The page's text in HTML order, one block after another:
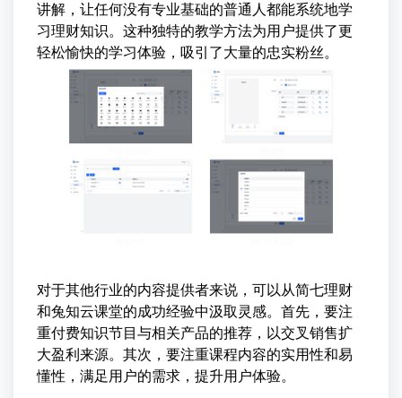
讲解，让任何没有专业基础的普通人都能系统地学
习理财知识。这种独特的教学方法为用户提供了更
轻松愉快的学习体验，吸引了大量的忠实粉丝。
对于其他行业的内容提供者来说，可以从简七理财
和兔知云课堂的成功经验中汲取灵感。首先，要注
重付费知识节目与相关产品的推荐，以交叉销售扩
大盈利来源。其次，要注重课程内容的实用性和易
懂性，满足用户的需求，提升用户体验。